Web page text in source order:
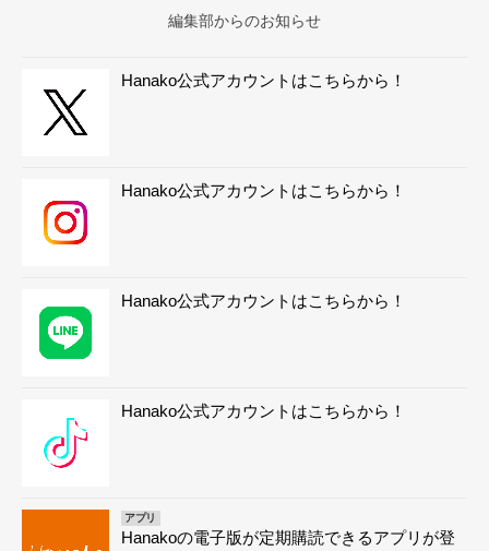
編集部からのお知らせ
Hanako公式アカウントはこちらから！
Hanako公式アカウントはこちらから！
Hanako公式アカウントはこちらから！
Hanako公式アカウントはこちらから！
アプリ
Hanakoの電子版が定期購読できるアプリが登